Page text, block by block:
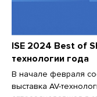
ISE 2024 Best of
технологии года
В начале февраля
выставка AV-